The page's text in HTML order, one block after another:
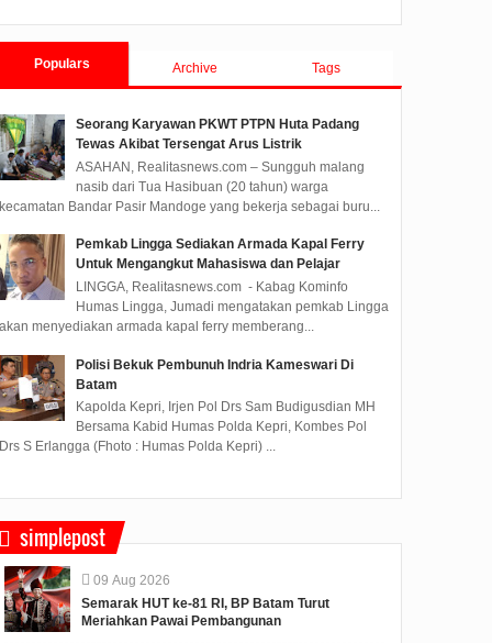
Populars Archive Tags
Seorang Karyawan PKWT PTPN Huta Padang
Tewas Akibat Tersengat Arus Listrik
ASAHAN, Realitasnews.com – Sungguh malang
nasib dari Tua Hasibuan (20 tahun) warga
kecamatan Bandar Pasir Mandoge yang bekerja sebagai buru...
Pemkab Lingga Sediakan Armada Kapal Ferry
Untuk Mengangkut Mahasiswa dan Pelajar
LINGGA, Realitasnews.com - Kabag Kominfo
Humas Lingga, Jumadi mengatakan pemkab Lingga
akan menyediakan armada kapal ferry memberang...
Polisi Bekuk Pembunuh Indria Kameswari Di
Batam
Kapolda Kepri, Irjen Pol Drs Sam Budigusdian MH
Bersama Kabid Humas Polda Kepri, Kombes Pol
Drs S Erlangga (Fhoto : Humas Polda Kepri) ...
simplepost
09 Aug 2026
Semarak HUT ke-81 RI, BP Batam Turut
Meriahkan Pawai Pembangunan